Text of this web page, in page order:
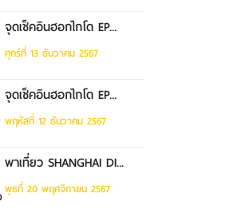
จุดเช็คอินฮอกไกโด EP...
ศุกร์ที่ 13 ธันวาคม 2567
จุดเช็คอินฮอกไกโด EP...
พฤหัสที่ 12 ธันวาคม 2567
พาเที่ยว SHANGHAI DI...
พุธที่ 20 พฤศจิกายน 2567